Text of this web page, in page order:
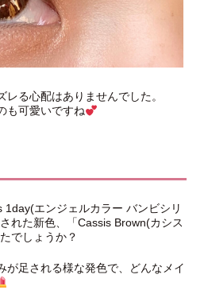
レる心配はありませんでした。
も可愛いですね
エンジェルカラー バンビシリ
れた新色、「Cassis Brown(カシス
でしょうか？
が足される様な発色で、どんなメイ